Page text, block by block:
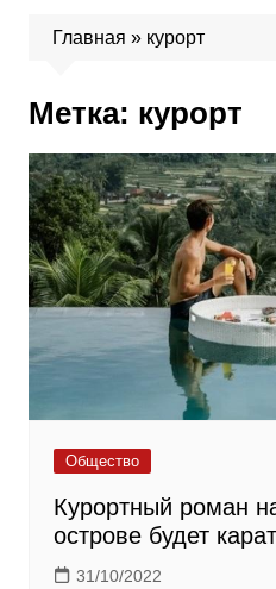
Главная » курорт
Метка: курорт
Общество
Курортный роман
острове будет
31/10/2022